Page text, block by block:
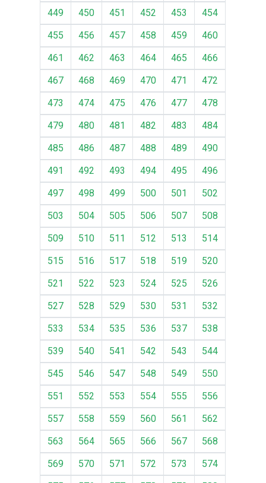
449 450 451 452 453
454
455
456 457 458 459
460
461
462 463 464 465
466
467
468 469 470 471
472
473
474 475 476 477
478
479
480 481 482 483
484
485
486 487 488 489
490
491
492 493 494 495
496
497
498 499 500 501
502
503
504 505 506 507
508
509
510 511 512 513
514
515
516 517 518 519
520
521
522 523 524 525
526
527
528 529 530 531
532
533
534 535 536 537
538
539
540 541 542 543
544
545
546 547 548 549
550
551
552 553 554 555
556
557
558 559 560 561
562
563
564 565 566 567
568
569
570 571 572 573
574